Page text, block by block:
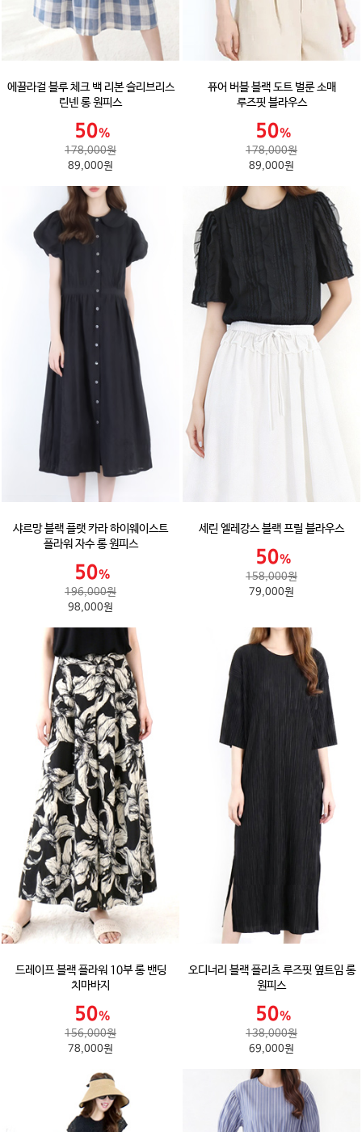
에끌라걸 블루 체크 백 리본 슬리브리스
린넨 롱 원피스
178,000원
89,000원
퓨어 버블 블랙 도트 벌룬 소매
루즈핏 블라우스
178,000원
89,000원
샤르망 블랙 플랫 카라 하이웨이스트
플라워 자수 롱 원피스
196,000원
98,000원
세린 엘레강스 블랙 프릴 블라우스
158,000원
79,000원
드레이프 블랙 플라워 10부 롱 밴딩
치마바지
156,000원
78,000원
오디너리 블랙 플리츠 루즈핏 옆트임 롱
원피스
138,000원
69,000원